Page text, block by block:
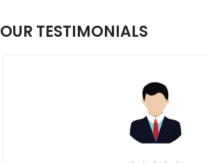
OUR TESTIMONIALS